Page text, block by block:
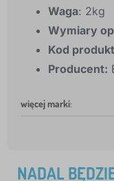
Waga: 2kg
Wymiary
Kod
Producent:
więcej marki:
NADAL